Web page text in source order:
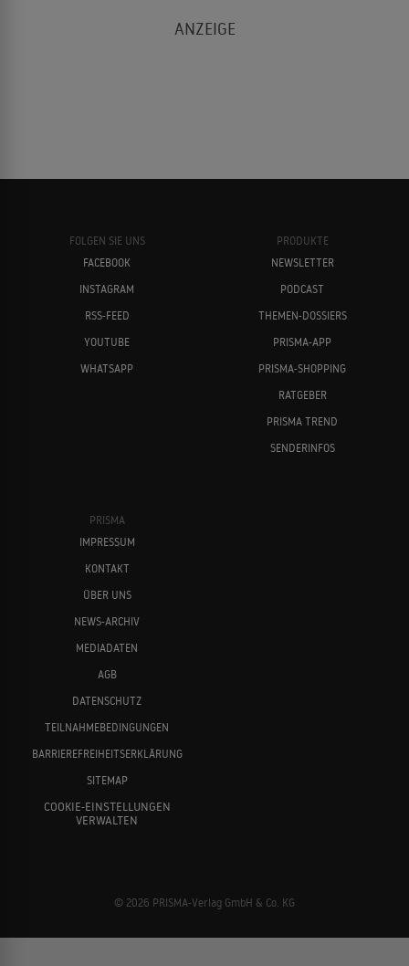
FOLGEN SIE UNS
FACEBOOK
INSTAGRAM
RSS-FEED
YOUTUBE
WHATSAPP
PRODUKTE
NEWSLETTER
PODCAST
THEMEN-DOSSIERS
PRISMA-APP
PRISMA-SHOPPING
RATGEBER
PRISMA TREND
SENDERINFOS
PRISMA
IMPRESSUM
KONTAKT
ÜBER UNS
NEWS-ARCHIV
MEDIADATEN
AGB
DATENSCHUTZ
TEILNAHMEBEDINGUNGEN
BARRIEREFREIHEITSERKLÄRUNG
SITEMAP
COOKIE-EINSTELLUNGEN
VERWALTEN
© 2026 PRISMA-Verlag GmbH & Co. KG